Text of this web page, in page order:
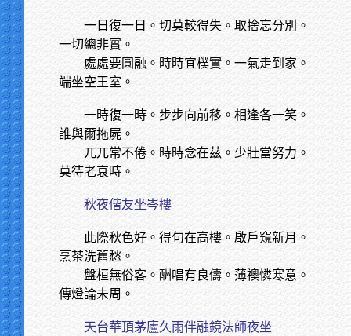
一日復一日。切莫較得失。取捨忘分別。
一切總非實。
處處要圓融。時時宜樸實。一氣走到家。
端坐空王室。
一時復一時。步步向前移。相逢各一笑。
誰與爾拖屍。
兀兀常不倦。時時念在茲。少壯當努力。
莫待老衰時。
秋夜偕友坐岑樓
此際秋色好。得句在高樓。啟戶窺新月。
烹茶洗舊愁。
盤桓無俗客。酬唱有良儔。薄襖憐寒意。
傳燈論未周。
天台華頂茅廬久雨伴融鏡法師夜坐